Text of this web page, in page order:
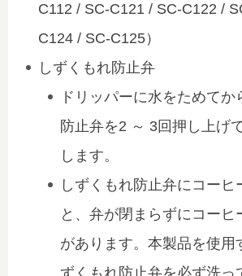
C112 / SC-C121 / SC-C122 /
C124 / SC-C125）
しずくもれ防止弁
ドリッパーに水をためて
防止弁を2 ～ 3回押し上げ
します。
しずくもれ防止弁にコーヒ
と、弁が閉まらずにコーヒ
があります。本製品を使用
ずくもれ防止弁を必ず洗っ